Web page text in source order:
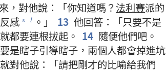
來 ， 對他說 ：「你知道嗎 ？法利賽派的
反感* l 。」 13 他回答 ：「只要不是
就都要連根拔起 。 14 隨便他們吧 。
要是瞎子引導瞎子 ， 兩個人都會掉進坑
就對他說 ：「請把剛才的比喻給我們